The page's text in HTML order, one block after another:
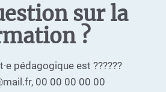
sur la
?
pédagogique est ??????
00 00 00 00 00